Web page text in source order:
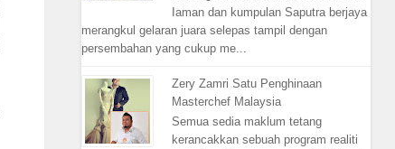
Iaman dan kumpulan Saputra berjaya
merangkul gelaran juara selepas tampil dengan
persembahan yang cukup me...
Zery Zamri Satu Penghinaan
Masterchef Malaysia
Semua sedia maklum tetang
kerancakkan sebuah program realiti